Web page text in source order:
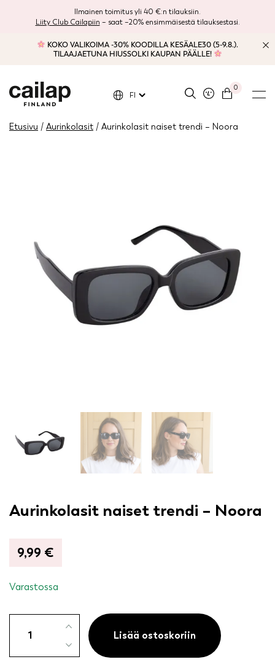
Ilmainen toimitus yli 40 €:n tilauksiin.
Liity Club Cailapiin – saat –20% ensimmäisestä tilauksestasi.
KOKO VALIKOIMA -30% KOODILLA KESÄALE30 (5-9.8.).
TILAAJAETUNA HIUSSOLKI KAUPAN PÄÄLLE!
0
FI
Etusivu / Aurinkolasit / Aurinkolasit naiset trendi – Noora
Aurinkolasit naiset trendi – Noora
9,99 €
Varastossa
naiset
Lisää ostoskoriin